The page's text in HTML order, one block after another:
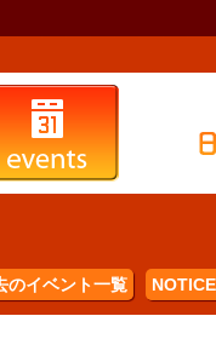
のイベント一覧